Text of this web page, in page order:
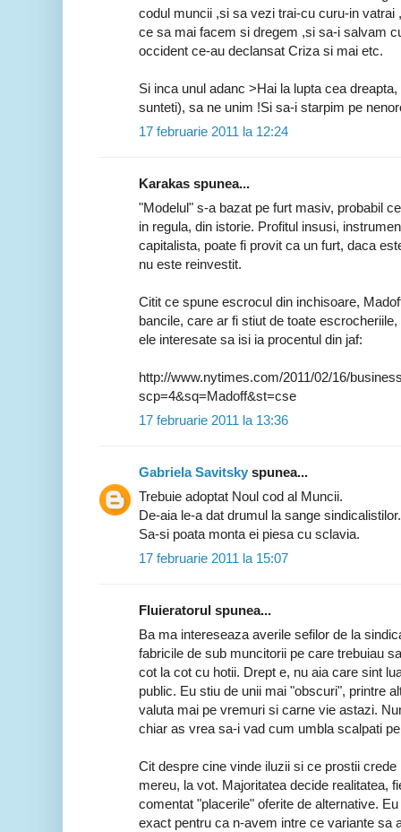
codul muncii ,si sa vezi trai-cu curu-in
ce sa mai facem si dregem ,si sa-i salvam
occident ce-au declansat Criza si mai etc.
Si inca unul adanc >Hai la lupta cea
sunteti), sa ne unim !Si sa-i starpim pe
17 februarie 2011 la 12:24
Karakas spunea...
"Modelul" s-a bazat pe furt masiv, probabil
in regula, din istorie. Profitul insusi,
capitalista, poate fi provit ca un furt, daca
nu este reinvestit.
Citit ce spune escrocul din inchisoare,
bancile, care ar fi stiut de toate
ele interesate sa isi ia procentul din jaf:
http://www.nytimes.com/2011/02/16/
scp=4&sq=Madoff&st=cse
17 februarie 2011 la 13:36
Gabriela Savitsky spunea...
Trebuie adoptat Noul cod al Muncii.
De-aia le-a dat drumul la sange sindicalistilor.
Sa-si poata monta ei piesa cu sclavia.
17 februarie 2011 la 15:07
Fluieratorul spunea...
Ba ma intereseaza averile sefilor de la
fabricile de sub muncitorii pe care trebuiau
cot la cot cu hotii. Drept e, nu aia care sint
public. Eu stiu de unii mai "obscuri", printre
valuta mai pe vremuri si carne vie astazi.
chiar as vrea sa-i vad cum umbla scalpati
Cit despre cine vinde iluzii si ce prostii
mereu, la vot. Majoritatea decide realitatea,
comentat "placerile" oferite de alternative.
exact pentru ca n-avem intre ce variante sa